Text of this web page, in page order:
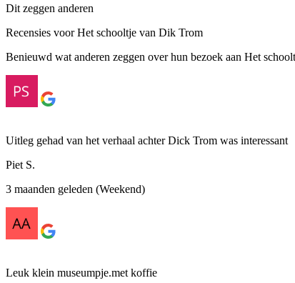
Dit zeggen anderen
Recensies voor Het schooltje van Dik Trom
Benieuwd wat anderen zeggen over hun bezoek aan Het
Uitleg gehad van het verhaal achter Dick Trom was interessant
Piet S.
3 maanden geleden (Weekend)
Leuk klein museumpje.met koffie